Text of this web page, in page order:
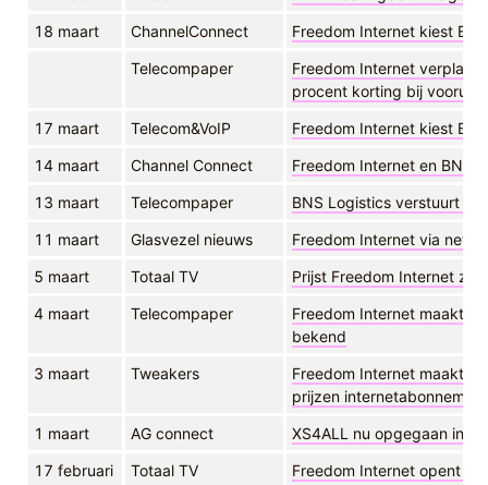
18 maart
ChannelConnect
Freedom Internet kiest
Telecompaper
Freedom Internet
procent korting bij
17 maart
Telecom&VoIP
Freedom Internet kiest
14 maart
Channel Connect
Freedom Internet en BNS
13 maart
Telecompaper
BNS Logistics verstuurt
11 maart
Glasvezel nieuws
Freedom Internet via
5 maart
Totaal TV
Prijst Freedom Internet
4 maart
Telecompaper
Freedom Internet maakt
bekend
3 maart
Tweakers
Freedom Internet maakt
prijzen internetabonnement
1 maart
AG connect
XS4ALL nu opgegaan in
17 februari
Totaal TV Freedom Internet opent